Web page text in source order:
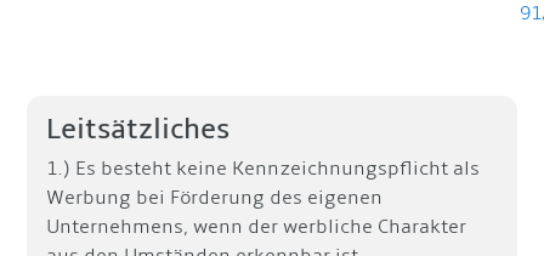
Leitsätzliches
1.) Es besteht keine Kennzeichnungspflicht als
Werbung bei Förderung des eigenen
Unternehmens, wenn der werbliche Charakter